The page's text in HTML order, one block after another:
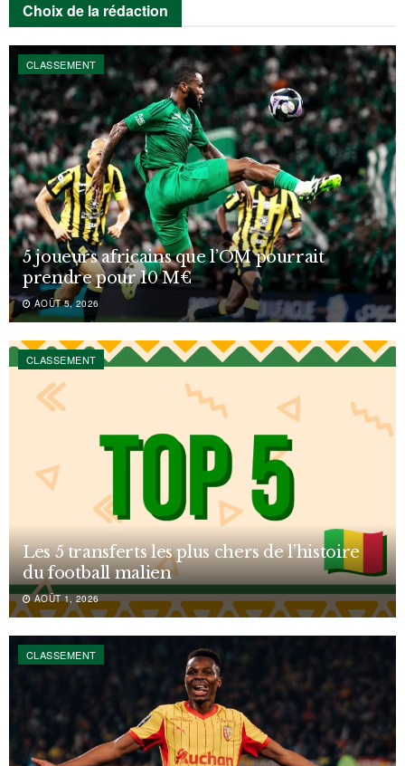
Choix de la rédaction
CLASSEMENT
5 joueurs africains que l’OM pourrait
prendre pour 10 M€
AOÛT 5, 2026
CLASSEMENT
Les 5 transferts les plus chers de l’histoire
du football malien
AOÛT 1, 2026
CLASSEMENT